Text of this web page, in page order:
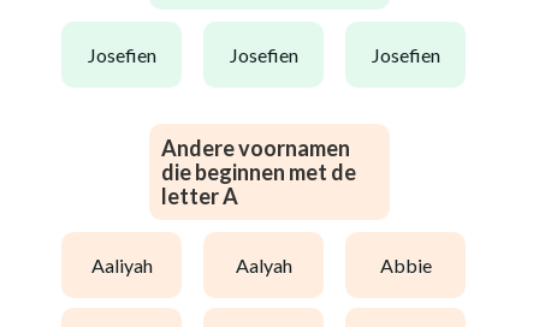
josefien josefien josefien
Andere voornamen
die beginnen met de
letter A
aaliyah aalyah abbie